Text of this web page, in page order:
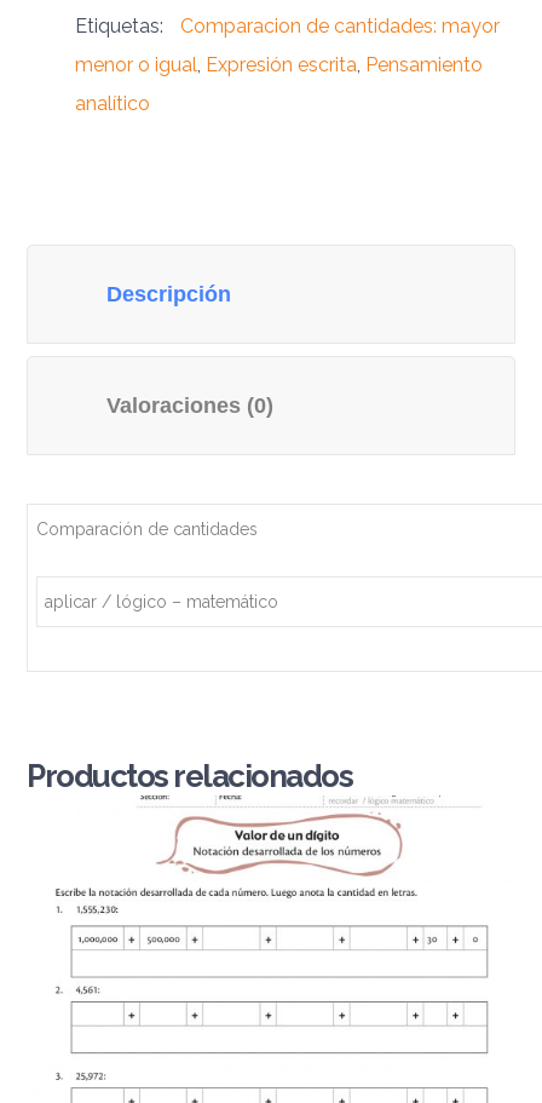
Etiquetas:
Comparacion de cantidades: mayor
menor o igual Expresión escrita Pensamiento
analítico
Descripción
Valoraciones (0)
Comparación de cantidades
aplicar / lógico – matemático
Productos relacionados